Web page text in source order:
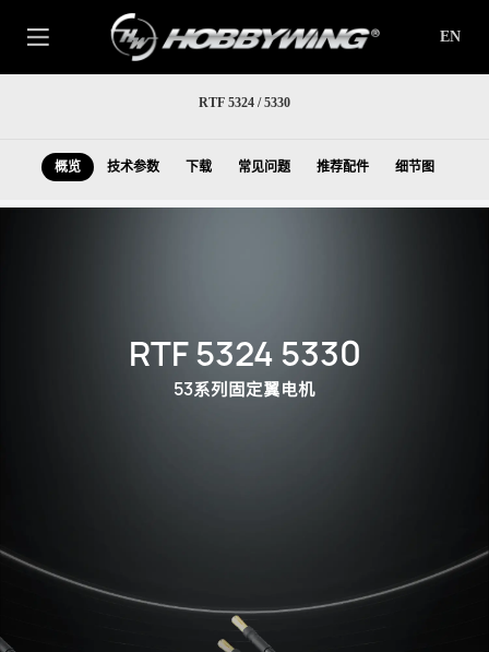
EN
RTF 5324 / 5330
概览 技术参数 下载 常见问题 推荐配件 细节图
RTF 5324 5330
53系列固定翼电机